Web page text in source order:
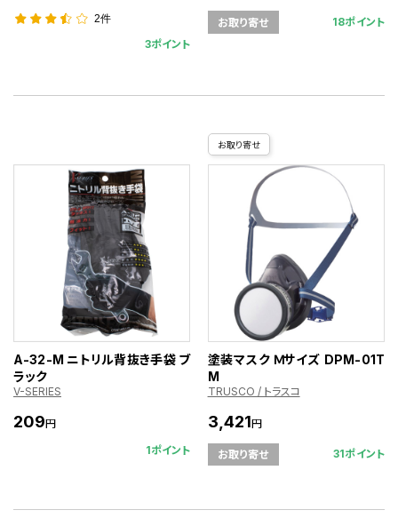
2件
3ポイント
お取り寄せ 18ポイント
A-32-M ニトリル背抜き手袋 ブ
ラック
V-SERIES
209円
1ポイント
お取り寄せ
塗装マスク Ｍサイズ DPM-01T
M
TRUSCO / トラスコ
3,421円
お取り寄せ 31ポイント